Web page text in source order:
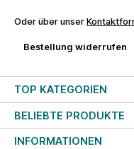
Oder über unser
Bestellung widerrufen
TOP KATEGORIEN
BELIEBTE PRODUKTE
INFORMATIONEN